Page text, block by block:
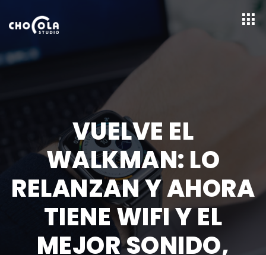
VUELVE EL
WALKMAN: LO
RELANZAN Y AHORA
TIENE WIFI Y EL
MEJOR SONIDO,